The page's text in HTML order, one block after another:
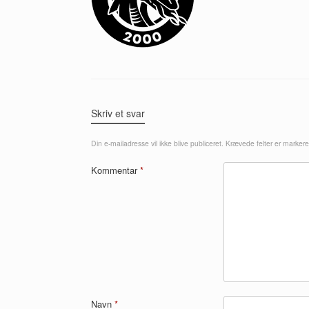
Skriv et svar
Din e-mailadresse vil ikke blive publiceret. Krævede felter er
Kommentar*
Navn *